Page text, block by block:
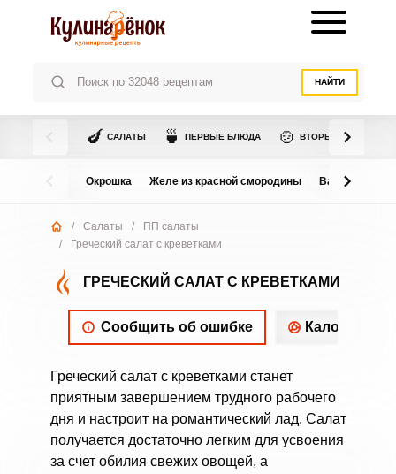
НАЙТИ
🍆 САЛАТЫ 🍵 ПЕРВЫЕ БЛЮДА 🍲 ВТОРЫЕ БЛЮДА
Окрошка Желе из красной смородины Варенье из
/ Салаты /
ПП салаты
/
Греческий салат с креветками
ГРЕЧЕСКИЙ САЛАТ С КРЕВЕТКАМИ
Сообщить об ошибке
Греческий салат с креветками станет
приятным завершением трудного рабочего
дня и настроит на романтический лад. Салат
получается достаточно легким для усвоения
за счет обилия свежих овощей, а